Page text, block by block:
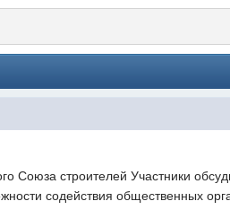
Союза строителей Участники
содействия общественных